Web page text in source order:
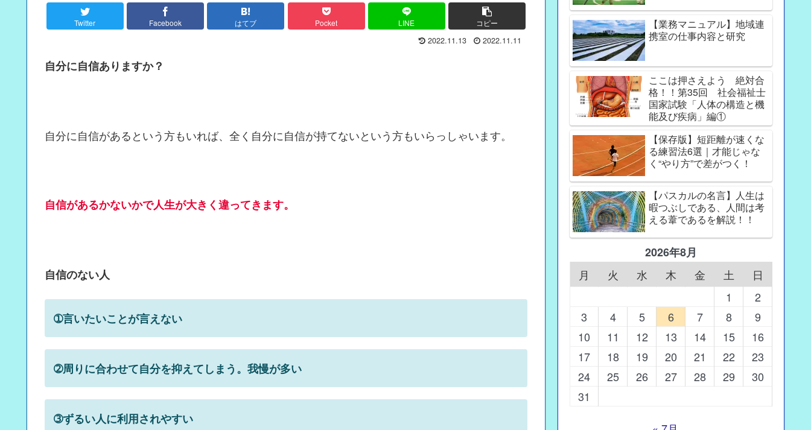
Twitter Facebook はてブ Pocket LINE コピー
2022.11.13 2022.11.11
自分に自信ありますか？
自分に自信があるという方もいれば、全く自分に自信が持てないという方もいらっしゃいます。
自信があるかないかで人生が大きく違ってきます。
自信のない人
➀言いたいことが言えない
➁周りに合わせて自分を抑えてしまう。我慢が多い
➂ずるい人に利用されやすい
【業務マニュアル】地域連
携室の仕事内容と研究
ここは押さえよう 絶対合
格！！第35回 社会福祉士
国家試験「人体の構造と機
能及び疾病」編①
【保存版】短距離が速くな
る練習法6選｜才能じゃな
く“やり方”で差がつく！
【パスカルの名言】人生は
暇つぶしである、人間は考
える葦であるを解説！！
2026年8月
月
火 水 木 金 土
日
1
2
3
4 5 6 7 8
9
10
11 12 13 14 15
16
17
18 19 20 21 22
23
24
25 26 27 28 29
30
31